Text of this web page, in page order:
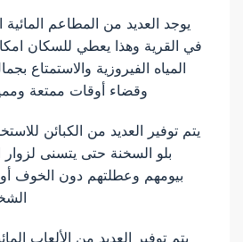
في القرية وهذا يعطي للسكان
المياه الفيروزية والاستمتاع
وقضاء أوقات ممتعة
بلو السخنة حتى يتسنى لزوار
بيومهم وعطلتهم دون الخوف أو